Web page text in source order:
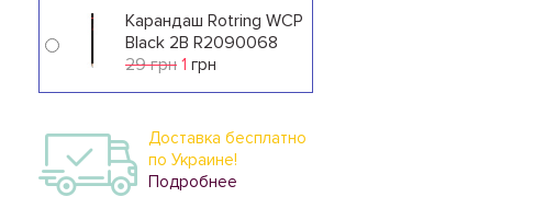
Карандаш Rotring WCP
Black 2B R2090068
29 грн 1 грн
Доставка бесплатно
по Украине!
Подробнее